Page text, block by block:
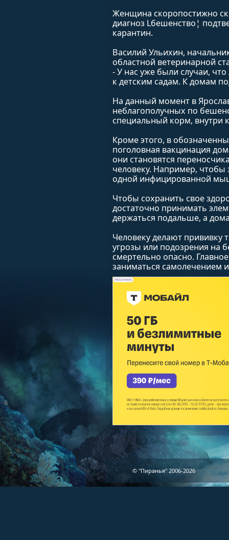
Женщина скоропостижно
диагноз Lбешенство¦
карантин.
Василий Ульихин,
областной ветеринарной
- У нас уже были случаи,
к детским садам. К домам
На данный момент в
неблагополучных по
специальный корм, внутри
Кроме этого, в
поголовная вакцинация
они становятся
человеку. Например, чтобы
одной инфицированной
Чтобы сохранить свое
достаточно принимать
держаться подальше, а
Человеку делают прививку
угрозы или подозрения на
смертельно опасно.
заниматься самолечением
© "Пиранья" 2006-2026